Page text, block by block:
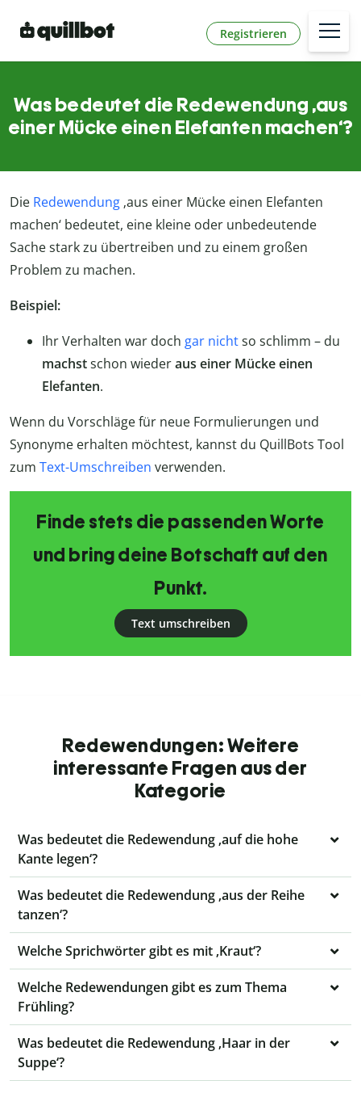
Registrieren
Was bedeutet die Redewendung ‚aus
einer Mücke einen Elefanten machen‘?
Die Redewendung ‚aus einer Mücke einen Elefanten
machen‘ bedeutet, eine kleine oder unbedeutende
Sache stark zu übertreiben und zu einem großen
Problem zu machen.
Beispiel:
Ihr Verhalten war doch gar nichtso schlimm – du
machstschon wiederaus einer Mücke einen
Elefanten.
Wenn du Vorschläge für neue Formulierungen und
Synonyme erhalten möchtest, kannst du QuillBots Tool
zum Text-Umschreiben verwenden.
Finde stets die passenden Worte
und bring deine Botschaft auf den
Punkt.
Text umschreiben
Redewendungen: Weitere
interessante Fragen aus der
Kategorie
Was bedeutet die Redewendung ‚auf die hohe
Kante legen‘?
Was bedeutet die Redewendung ‚aus der Reihe
tanzen‘?
Welche Sprichwörter gibt es mit ‚Kraut‘?
Welche Redewendungen gibt es zum Thema
Frühling?
Was bedeutet die Redewendung ‚Haar in der
Suppe‘?